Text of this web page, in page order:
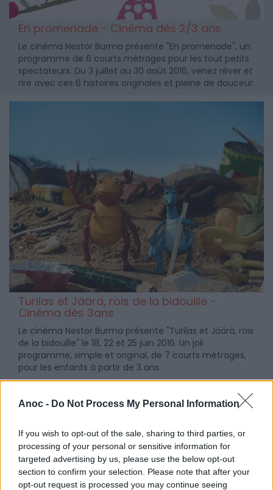
Anoc - Do Not Process My Personal Information
If you wish to opt-out of the sale, sharing to third parties, or
processing of your personal or sensitive information for
targeted advertising by us, please use the below opt-out
section to confirm your selection. Please note that after your
opt-out request is processed you may continue seeing
En promenade - Cinéma dès 2/3 ans
Le cinéma Nestor Burma présente "En promenade", un
programme de 6 courts métrages pour les tout petits
spectateurs. Du 3 juillet au 30 août 2016, venez rêver et
rire avec ces 6 histoires originales et pleine de douceur.
Turilas et Jäärä, rois de la bidouille -
Cinéma dès 3ans
Le cinéma Nestor Burma présente "Turilas et Jäärä, rois
de la bidouille" le 18, 22 et 25 juin 2016. Un joli
programme, simple et original, de 7 courts métrages,
pour les enfants à partir de 3 ans.